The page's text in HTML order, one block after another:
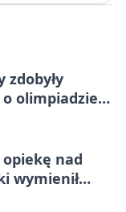
zdobyły
olimpiadzie
opiekę nad
wymienił